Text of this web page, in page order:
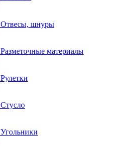
Отвесы, шнуры
Разметочные материалы
Рулетки
Стусло
Угольники